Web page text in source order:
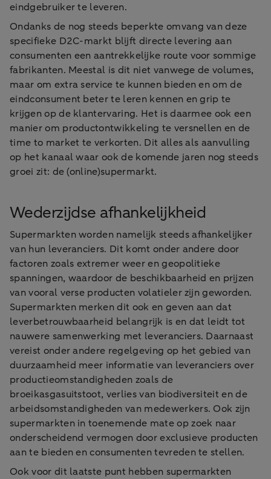
eindgebruiker te leveren.
Ondanks de nog steeds beperkte omvang van deze
specifieke D2C-markt blijft directe levering aan
consumenten een aantrekkelijke route voor sommige
fabrikanten. Meestal is dit niet vanwege de volumes,
maar om extra service te kunnen bieden en om de
eindconsument beter te leren kennen en grip te
krijgen op de klantervaring. Het is daarmee ook een
manier om productontwikkeling te versnellen en de
time to market te verkorten. Dit alles als aanvulling
op het kanaal waar ook de komende jaren nog steeds
groei zit: de (online)supermarkt.
Wederzijdse afhankelijkheid
Supermarkten worden namelijk steeds afhankelijker
van hun leveranciers. Dit komt onder andere door
factoren zoals extremer weer en geopolitieke
spanningen, waardoor de beschikbaarheid en prijzen
van vooral verse producten volatieler zijn geworden.
Supermarkten merken dit ook en geven aan dat
leverbetrouwbaarheid belangrijk is en dat leidt tot
nauwere samenwerking met leveranciers. Daarnaast
vereist onder andere regelgeving op het gebied van
duurzaamheid meer informatie van leveranciers over
productieomstandigheden zoals de
broeikasgasuitstoot, verlies van biodiversiteit en de
arbeidsomstandigheden van medewerkers. Ook zijn
supermarkten in toenemende mate op zoek naar
onderscheidend vermogen door exclusieve producten
aan te bieden en consumenten tevreden te stellen.
Ook voor dit laatste punt hebben supermarkten